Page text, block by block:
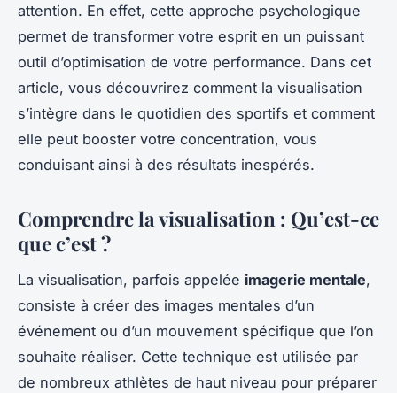
attention. En effet, cette approche psychologique
permet de transformer votre esprit en un puissant
outil d’optimisation de votre performance. Dans cet
article, vous découvrirez comment la visualisation
s’intègre dans le quotidien des sportifs et comment
elle peut booster votre concentration, vous
conduisant ainsi à des résultats inespérés.
Comprendre la visualisation : Qu’est-ce
que c’est ?
La visualisation, parfois appelée imagerie mentale,
consiste à créer des images mentales d’un
événement ou d’un mouvement spécifique que l’on
souhaite réaliser. Cette technique est utilisée par
de nombreux athlètes de haut niveau pour préparer